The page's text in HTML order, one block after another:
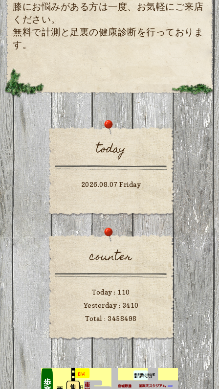
膝にお悩みがある方は一度、お気軽にご来店
ください。
無料で計測と足裏の健康診断を行っておりま
す。
today
2026.08.07 Friday
counter
Today : 110
Yesterday : 3410
Total : 3458498